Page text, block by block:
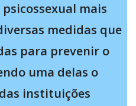
mais
medidas que
para prevenir o
uma delas o
instituições